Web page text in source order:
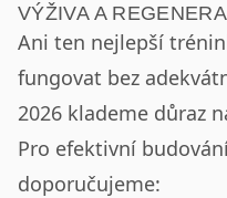
VÝŽIVA A
Ani ten nejlepší
fungovat bez
2026 klademe důraz
Pro efektivní
doporučujeme: